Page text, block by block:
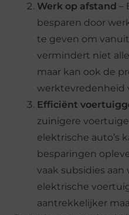
Werk op afstand –
besparen door
te geven om
vermindert niet
maar kan ook de
werktevredenheid
Efficiënt
zuinigere
elektrische auto’s
besparingen
vaak subsidies aan
elektrische
aantrekkelijker